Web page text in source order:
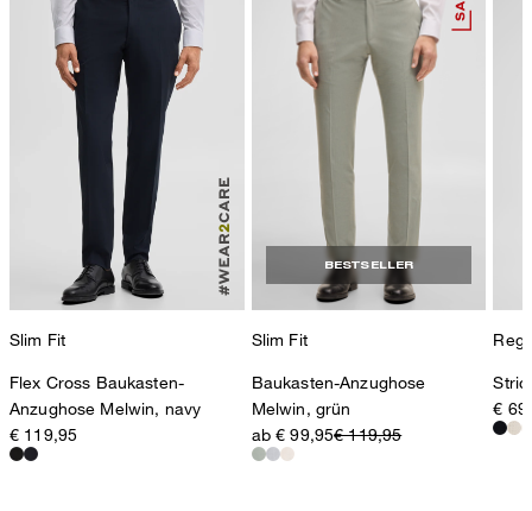
Slim Fit
Flex Cross Baukasten-
Anzughose Melwin, navy
€ 119,95
BESTSELLER
Slim Fit
Baukasten-Anzughose
Melwin, grün
ab € 99,95€ 119,95
€